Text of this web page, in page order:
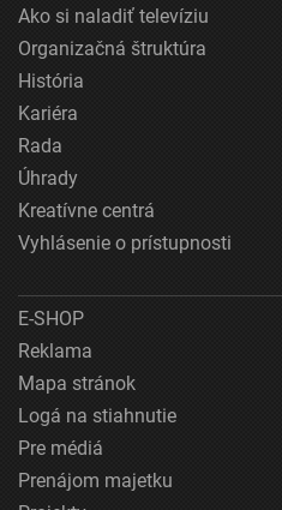
Ako si naladiť televíziu
Organizačná štruktúra
História
Kariéra
Rada
Úhrady
Kreatívne centrá
Vyhlásenie o prístupnosti
E-SHOP
Reklama
Mapa stránok
Logá na stiahnutie
Pre médiá
Prenájom majetku